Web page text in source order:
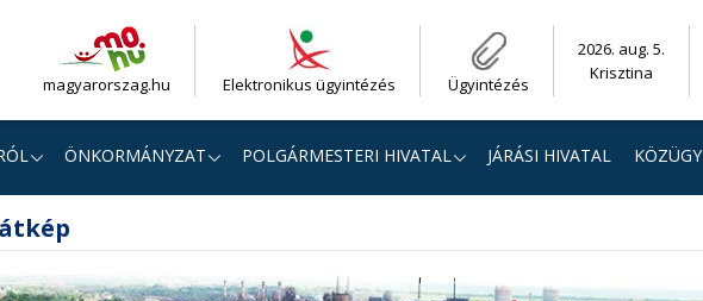
magyarorszag.hu Elektronikus ügyintézés Ügyintézés
2026. aug. 5.
Krisztina
ÖNKORMÁNYZAT POLGÁRMESTERI HIVATAL JÁRÁSI HIVATAL KÖZÜGY